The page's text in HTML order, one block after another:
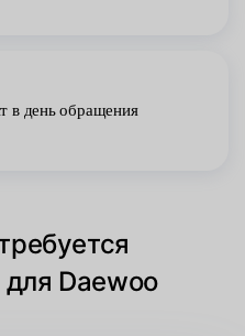
в день обращения
Daewoo